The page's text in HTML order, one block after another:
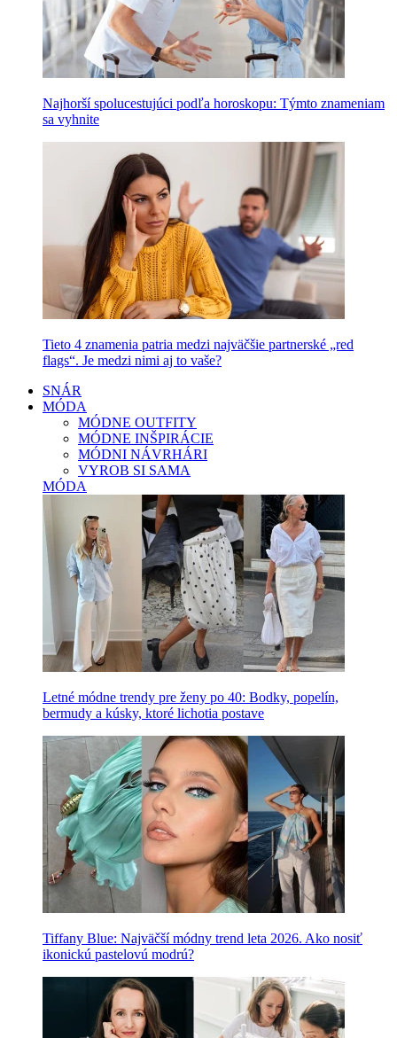
Najhorší spolucestujúci podľa horoskopu: Týmto znameniam
sa vyhnite
Tieto 4 znamenia patria medzi najväčšie partnerské „red
flags“. Je medzi nimi aj to vaše?
SNÁR
MÓDA
MÓDNE OUTFITY
MÓDNE INŠPIRÁCIE
MÓDNI NÁVRHÁRI
VYROB SI SAMA
MÓDA
Letné módne trendy pre ženy po 40: Bodky, popelín,
bermudy a kúsky, ktoré lichotia postave
Tiffany Blue: Najväčší módny trend leta 2026. Ako nosiť
ikonickú pastelovú modrú?